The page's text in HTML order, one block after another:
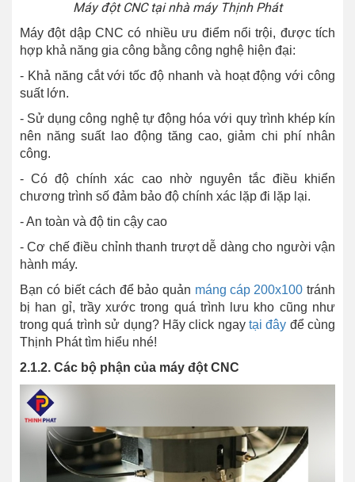
Máy đột CNC tại nhà máy Thịnh Phát
Máy đột dập CNC có nhiều ưu điểm nổi trội, được tích
hợp khả năng gia công bằng công nghệ hiện đại:
- Khả năng cắt với tốc độ nhanh và hoạt động với công
suất lớn.
- Sử dụng công nghệ tự động hóa với quy trình khép kín
nên năng suất lao động tăng cao, giảm chi phí nhân
công.
- Có độ chính xác cao nhờ nguyên tắc điều khiển
chương trình số đảm bảo độ chính xác lặp đi lặp lại.
- An toàn và độ tin cậy cao
- Cơ chế điều chỉnh thanh trượt dễ dàng cho người vận
hành máy.
Bạn có biết cách để bảo quản máng cáp 200x100 tránh
bị han gỉ, trầy xước trong quá trình lưu kho cũng như
trong quá trình sử dụng? Hãy click ngaytại đây để cùng
Thịnh Phát tìm hiểu nhé!
2.1.2. Các bộ phận của máy đột CNC